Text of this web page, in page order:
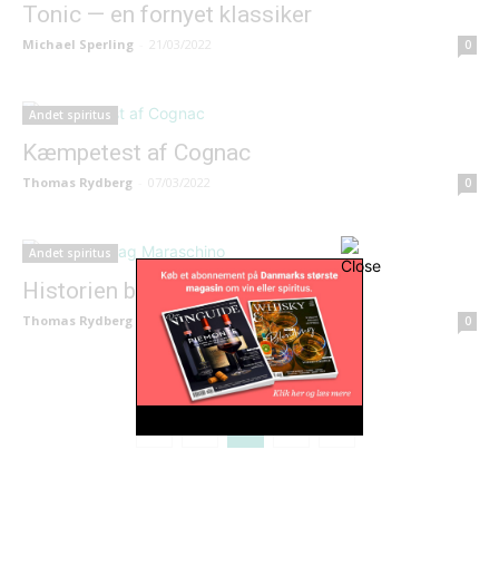
Tonic — en fornyet klassiker
Michael Sperling 21/03/2022 0
Andet spiritus
Kæmpetest af Cognac
Thomas Rydberg 07/03/2022 0
Andet spiritus
Historien bag Maraschino
Thomas Rydberg 08/11/2021 0